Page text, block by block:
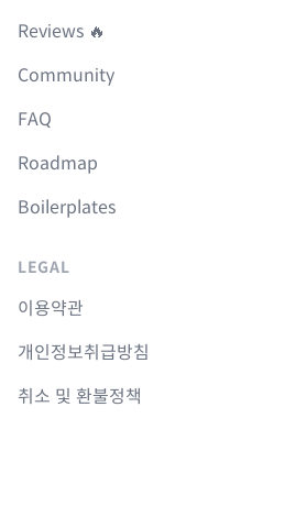
Reviews 🔥
Community
FAQ
Roadmap
Boilerplates
LEGAL
이용약관
개인정보취급방침
취소 및 환불정책